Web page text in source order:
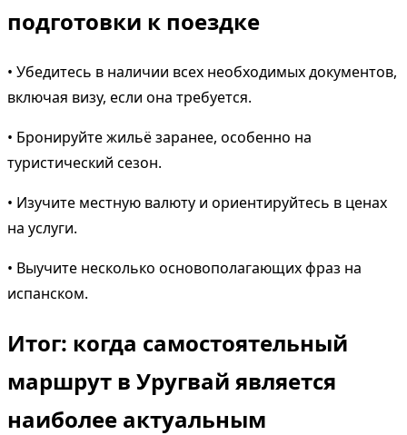
подготовки к поездке
• Убедитесь в наличии всех необходимых документов,
включая визу, если она требуется.
• Бронируйте жильё заранее, особенно на
туристический сезон.
• Изучите местную валюту и ориентируйтесь в ценах
на услуги.
• Выучите несколько основополагающих фраз на
испанском.
Итог: когда самостоятельный
маршрут в Уругвай является
наиболее актуальным